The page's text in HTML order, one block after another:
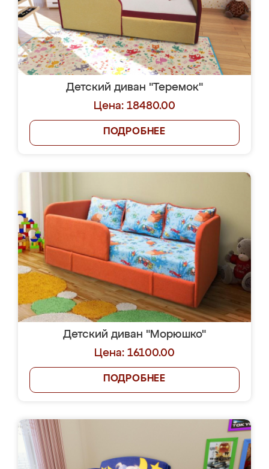
Детский диван "Теремок"
Цена: 18480.00
ПОДРОБНЕЕ
Детский диван "Морюшко"
Цена: 16100.00
ПОДРОБНЕЕ